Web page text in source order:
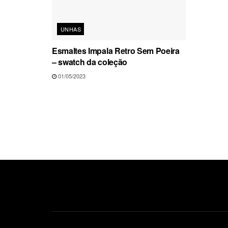
UNHAS
Esmaltes Impala Retro Sem Poeira
– swatch da coleção
01/05/2023